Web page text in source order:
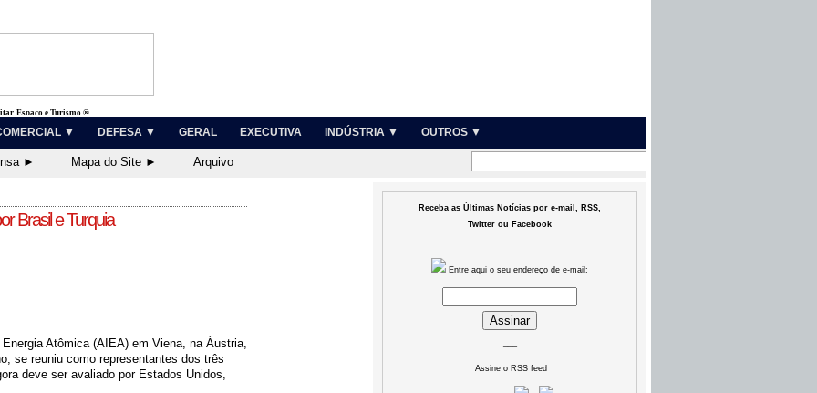
Espaço e Turismo ®
▼ DEFESA ▼ GERAL EXECUTIVA INDÚSTRIA ▼ OUTROS ▼
► Mapa do Site ► Arquivo
Brasil e Turquia
Atômica (AIEA) em Viena, na Áustria,
se reuniu como representantes dos três
deve ser avaliado por Estados Unidos,
Receba as Últimas Notícias por e-mail, RSS,
Twitter ou Facebook
Entre aqui o seu endereço de e-mail:
Assine o RSS feed